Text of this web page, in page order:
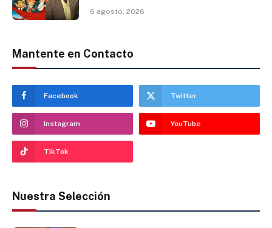
6 agosto, 2026
Mantente en Contacto
Facebook Twitter
Instagram YouTube
TikTok
Nuestra Selección